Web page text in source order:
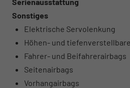
Sonstiges
Elektrische Servolenkung
Höhen- und
Fahrer- und Beifahrerairbags
Seitenairbags
Vorhangairbags